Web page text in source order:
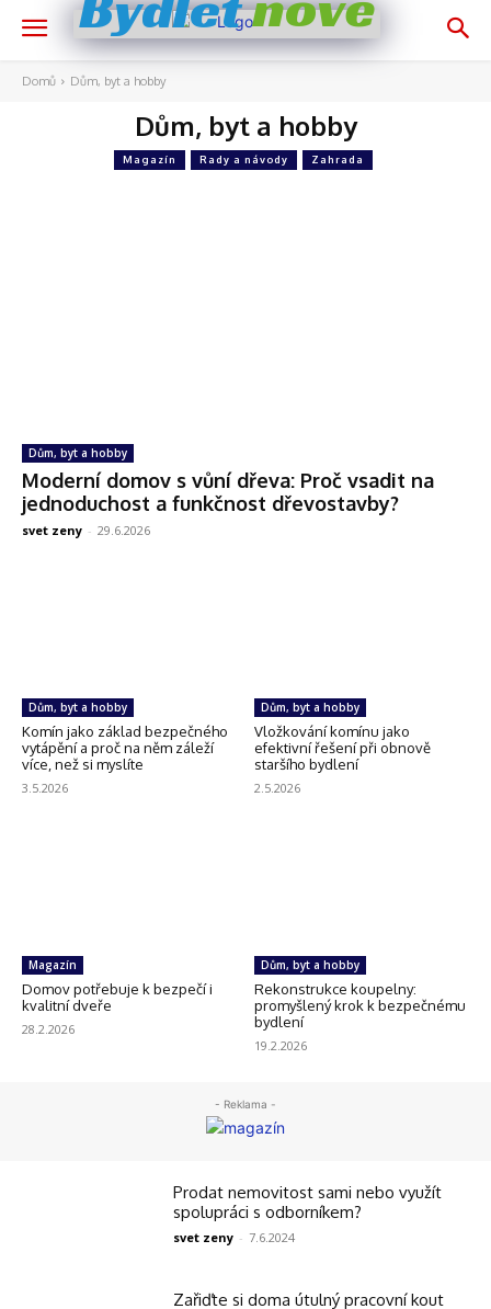
Domů Dům, byt a hobby
Dům, byt a hobby
Magazín Rady a návody Zahrada
Dům, byt a hobby
Moderní domov s vůní dřeva: Proč vsadit na
jednoduchost a funkčnost dřevostavby?
svet zeny - 29.6.2026
Dům, byt a hobby
Komín jako základ bezpečného
vytápění a proč na něm záleží
více, než si myslíte
3.5.2026
Dům, byt a hobby
Vložkování komínu jako
efektivní řešení při obnově
staršího bydlení
2.5.2026
Magazín
Domov potřebuje k bezpečí i
kvalitní dveře
28.2.2026
Dům, byt a hobby
Rekonstrukce koupelny:
promyšlený krok k bezpečnému
bydlení
19.2.2026
- Reklama -
Prodat nemovitost sami nebo využít
spolupráci s odborníkem?
svet zeny - 7.6.2024
Zařiďte si doma útulný pracovní kout